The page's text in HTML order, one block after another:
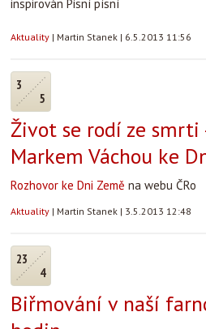
inspirován Písní písní
Aktuality | Martin Stanek | 6.5.2013 11:56
3
5
Život se rodí ze smrti
Markem Váchou ke
Rozhovor ke Dni Země na webu ČRo
Aktuality | Martin Stanek | 3.5.2013 12:48
23
4
Biřmování v naší